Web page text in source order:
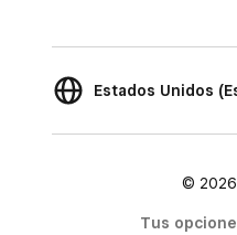
Estados Unidos
© 2026
Tus